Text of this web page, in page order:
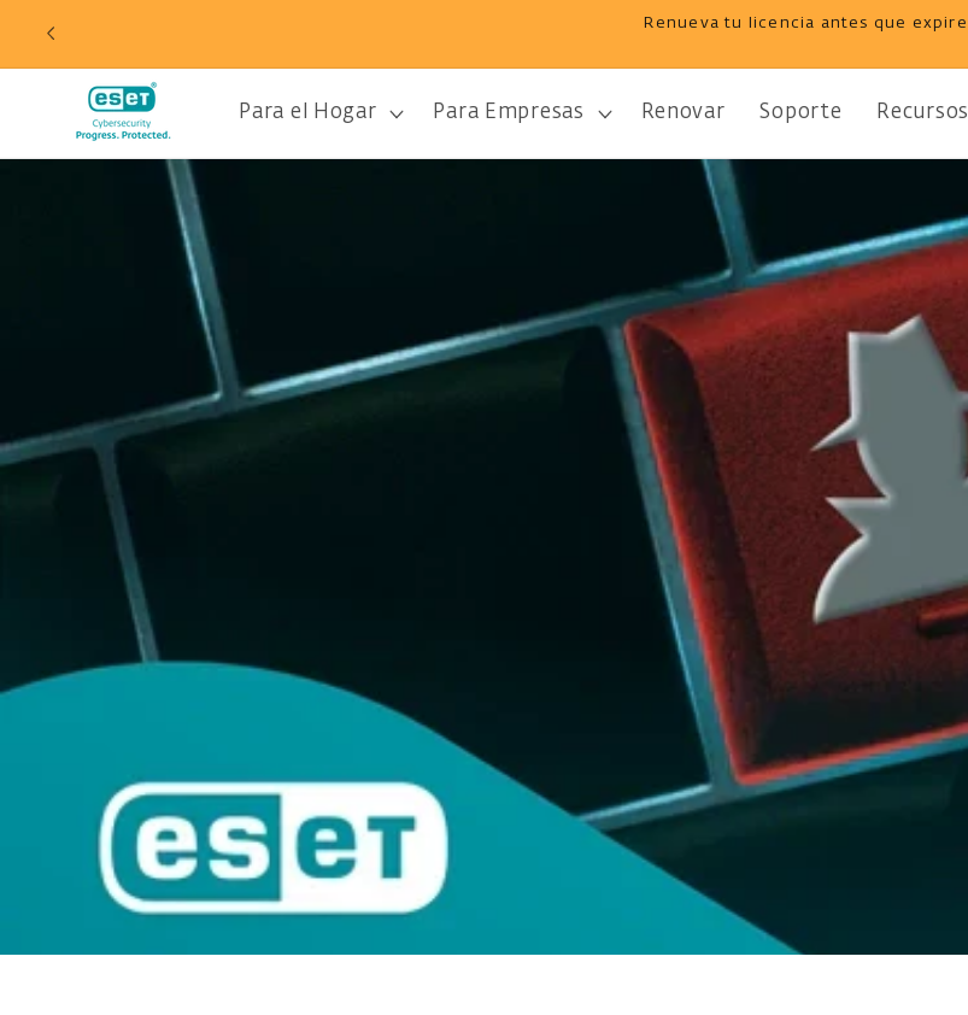
directamente
Renueva tu licencia antes que expire
Para el Hogar Para Empresas Renovar Soporte Recursos